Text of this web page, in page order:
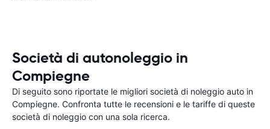
Società di autonoleggio in
Compiegne
Di seguito sono riportate le migliori società di noleggio auto in
Compiegne. Confronta tutte le recensioni e le tariffe di queste
società di noleggio con una sola ricerca.